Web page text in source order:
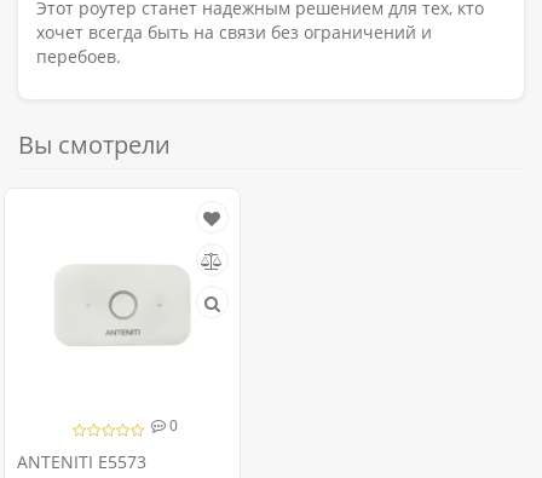
Этот роутер станет надежным решением для тех, кто
хочет всегда быть на связи без ограничений и
перебоев.
Вы смотрели
0
ANTENITI E5573